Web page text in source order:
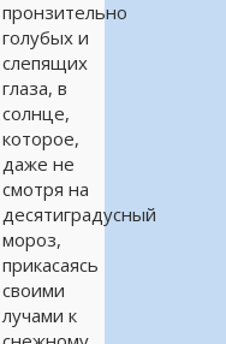
пронзительно
голубых и
слепящих
глаза, в
солнце,
которое,
даже не
смотря на
десятиградусный
мороз,
прикасаясь
своими
лучами к